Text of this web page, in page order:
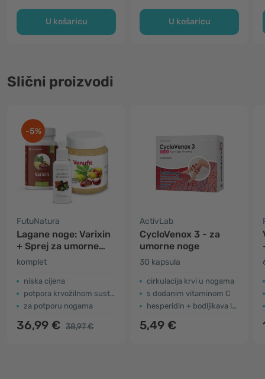
U košaricu U košaricu
Slični proizvodi
-5%
FutuNatura
Lagane noge: Varixin
+ Sprej za umorne
noge + Gel od
kestena
komplet
niska cijena
potpora krvožilnom sustavu
za potporu nogama
36,99 € 38,97 €
ActivLab
CycloVenox 3 - za
umorne noge
30 kapsula
cirkulacija krvi u nogama
s dodanim vitaminom C
hesperidin + bodljikava loboda
5,49 €